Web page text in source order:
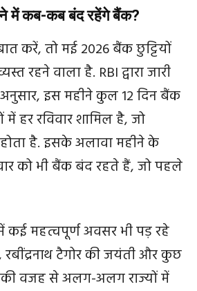
में कब-कब बंद रहेंगे बैंक?
करें, तो मई 2026 बैंक छुट्टियों
रहने वाला है. RBI द्वारा जारी
इस महीने कुल 12 दिन बैंक
में हर रविवार शामिल है, जो
है. इसके अलावा महीने के
को भी बैंक बंद रहते हैं, जो पहले
महत्वपूर्ण अवसर भी पड़ रहे
रबींद्रनाथ टैगोर की जयंती और कुछ
वजह से अलग-अलग राज्यों में